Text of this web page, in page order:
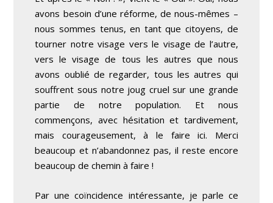
avons besoin d’une réforme, de nous-mêmes –
nous sommes tenus, en tant que citoyens, de
tourner notre visage vers le visage de l’autre,
vers le visage de tous les autres que nous
avons oublié de regarder, tous les autres qui
souffrent sous notre joug cruel sur une grande
partie de notre population. Et nous
commençons, avec hésitation et tardivement,
mais courageusement, à le faire ici. Merci
beaucoup et n’abandonnez pas, il reste encore
beaucoup de chemin à faire !
Par une coïncidence intéressante, je parle ce